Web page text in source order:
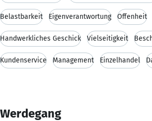
Belastbarkeit Eigenverantwortung Offenheit
Handwerkliches Geschick Vielseitigkeit
Kundenservice Management Einzelhandel
Werdegang